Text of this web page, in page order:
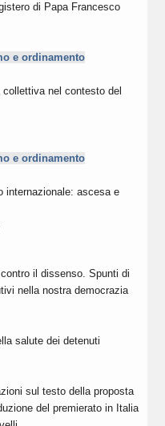
di Papa Francesco
e ordinamento
nel contesto del
e ordinamento
internazionale: ascesa e
il dissenso. Spunti di
nella nostra democrazia
salute dei detenuti
sul testo della proposta
del premierato in Italia